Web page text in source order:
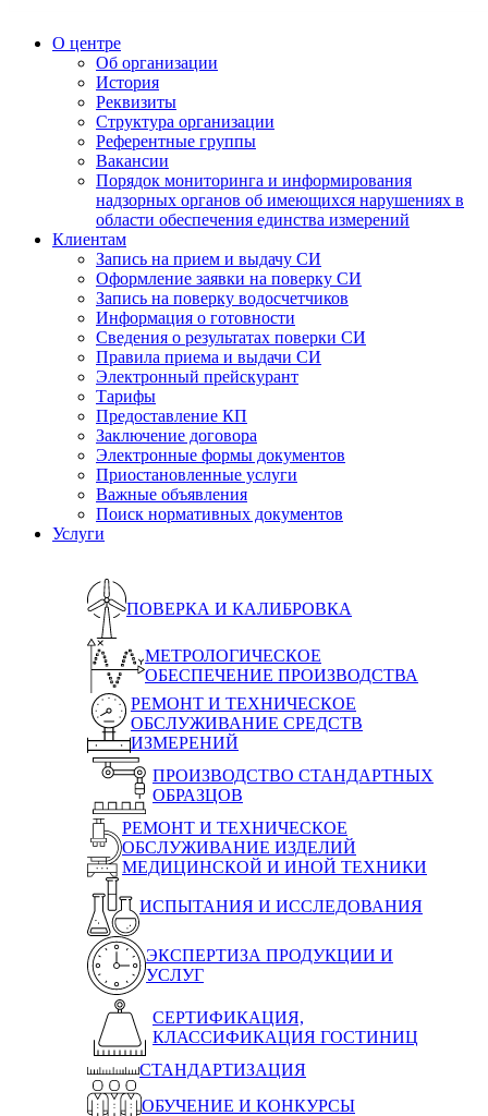
О центре
Об организации
История
Реквизиты
Структура организации
Референтные группы
Вакансии
Порядок мониторинга и информирования
надзорных органов об имеющихся нарушениях в
области обеспечения единства измерений
Клиентам
Запись на прием и выдачу СИ
Оформление заявки на поверку СИ
Запись на поверку водосчетчиков
Информация о готовности
Сведения о результатах поверки СИ
Правила приема и выдачи СИ
Электронный прейскурант
Тарифы
Предоставление КП
Заключение договора
Электронные формы документов
Приостановленные услуги
Важные объявления
Поиск нормативных документов
Услуги
ПОВЕРКА И КАЛИБРОВКА
МЕТРОЛОГИЧЕСКОЕ
ОБЕСПЕЧЕНИЕ ПРОИЗВОДСТВА
РЕМОНТ И ТЕХНИЧЕСКОЕ
ОБСЛУЖИВАНИЕ СРЕДСТВ
ИЗМЕРЕНИЙ
ПРОИЗВОДСТВО СТАНДАРТНЫХ
ОБРАЗЦОВ
РЕМОНТ И ТЕХНИЧЕСКОЕ
ОБСЛУЖИВАНИЕ ИЗДЕЛИЙ
МЕДИЦИНСКОЙ И ИНОЙ ТЕХНИКИ
ИСПЫТАНИЯ И ИССЛЕДОВАНИЯ
ЭКСПЕРТИЗА ПРОДУКЦИИ И
УСЛУГ
СЕРТИФИКАЦИЯ,
КЛАССИФИКАЦИЯ ГОСТИНИЦ
СТАНДАРТИЗАЦИЯ
ОБУЧЕНИЕ И КОНКУРСЫ